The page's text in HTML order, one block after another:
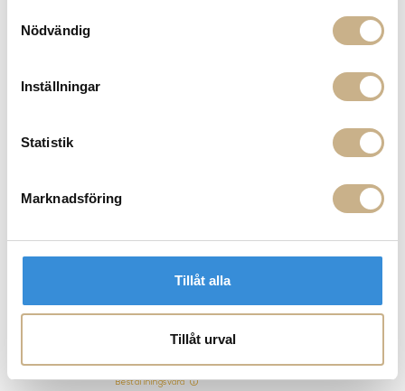
Nödvändig
Inställningar
Statistik
Marknadsföring
Tillåt alla
Tillåt urval
Fler varianter
TAKLAMPA - MULTI LITE
PENDANT SMALL
Beställningsvara
TAKLAMPA - MULTI LITE
Beställningsvara